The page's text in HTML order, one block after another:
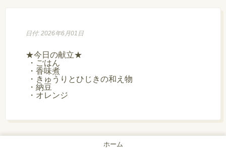
日付: 2026年6月01日
★今日の献立★
・ごはん
・香味煮
・きゅうりとひじきの和え物
・納豆
・オレンジ
ホーム